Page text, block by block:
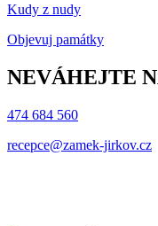
Kudy z nudy
Objevuj památky
NEVÁHEJTE
474 684 560
recepce@zamek-jirkov.cz